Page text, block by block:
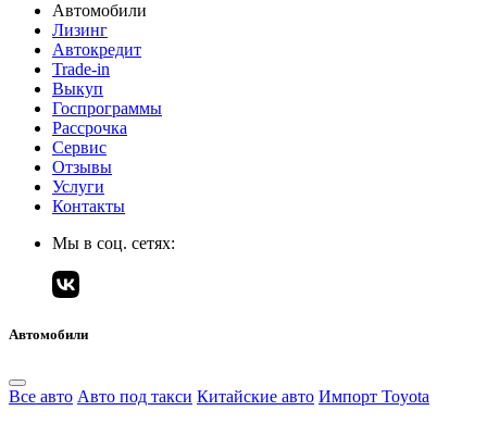
Автомобили
Лизинг
Автокредит
Trade-in
Выкуп
Госпрограммы
Рассрочка
Сервис
Отзывы
Услуги
Контакты
Мы в соц. сетях:
Автомобили
Все авто Авто под такси Китайские авто Импорт Toyota